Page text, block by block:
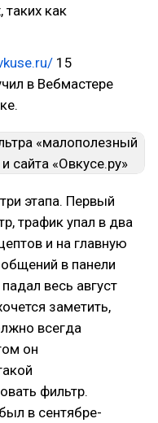
как
15
в Вебмастере
этапа. Первый
трафик упал в два
и на главную
в панели
весь август
заметить,
всегда
он
фильтр.
в сентябре-